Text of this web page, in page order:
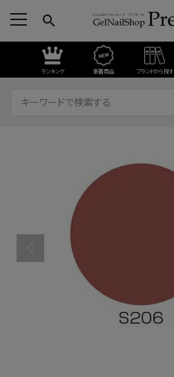
search
ランキング 新着商品 ブランドから探す